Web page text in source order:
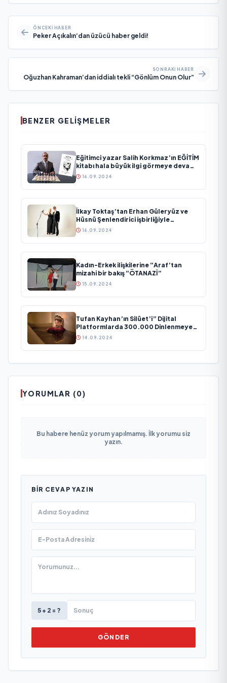
ÖNCEKI HABER
Peker Açıkalın’dan üzücü haber geldi!
SONRAKI HABER
Oğuzhan Kahraman’dan iddialı tekli “Gönlüm Onun Olur”
BENZER GELIŞMELER
Eğitimci yazar Salih Korkmaz’ın EĞİTİM
kitabı hala büyük ilgi görmeye devam
ediyor
16.09.2024
İlkay Toktaş’tan Erhan Güleryüz ve
Hüsnü Şenlendirici işbirliğiyle
duygusal bir aşk manifestosu: “Deliler
16.09.2024
Kadın-Erkek ilişkilerine “Araf’tan
mizahi bir bakış “ÖTANAZİ”
15.09.2024
Tufan Kayhan’ın Silüet’i” Dijital
Platformlarda 300.000 Dinlenmeye
Ulaştı
14.09.2024
YORUMLAR (0)
Bu habere henüz yorum yapılmamış. İlk yorumu siz
yazın.
BIR CEVAP YAZIN
5 + 2 = ?
GÖNDER